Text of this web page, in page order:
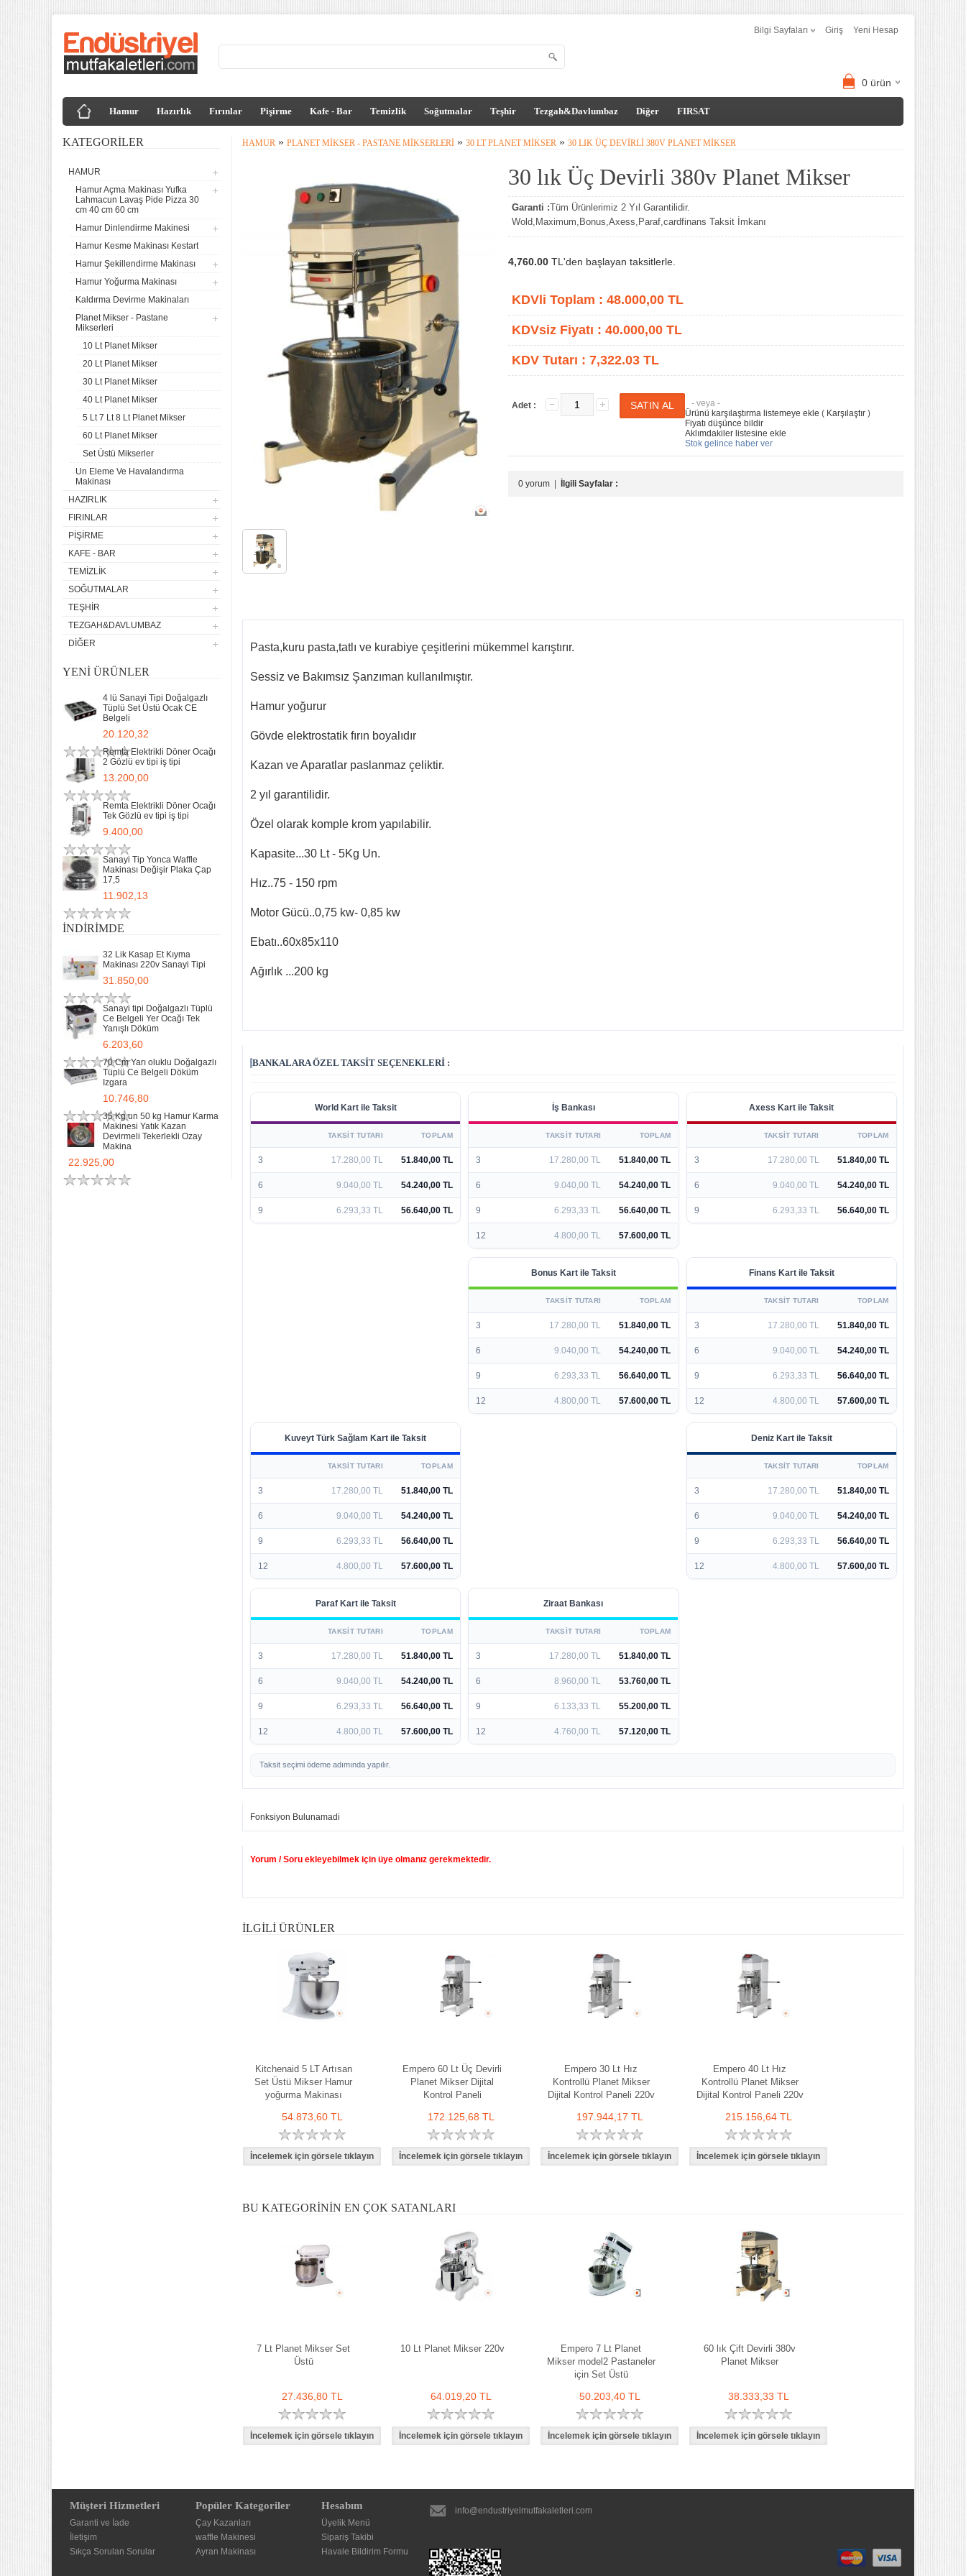
Bilgi Sayfaları Giriş Yeni Hesap
0 ürün
Hamur Hazırlık Fırınlar Pişirme Kafe - Bar Temizlik Soğutmalar Teşhir Tezgah&Davlumbaz Diğer FIRSAT
KATEGORILER
HAMUR
Hamur Açma Makinası Yufka
Lahmacun Lavaş Pide Pizza 30
cm 40 cm 60 cm
Hamur Dinlendirme Makinesi
Hamur Kesme Makinası Kestart
Hamur Şekillendirme Makinası
Hamur Yoğurma Makinası
Kaldırma Devirme Makinaları
Planet Mikser - Pastane
Mikserleri
10 Lt Planet Mikser
20 Lt Planet Mikser
30 Lt Planet Mikser
40 Lt Planet Mikser
5 Lt 7 Lt 8 Lt Planet Mikser
60 Lt Planet Mikser
Set Üstü Mikserler
Un Eleme Ve Havalandırma
Makinası
HAZIRLIK
FIRINLAR
PIŞIRME
KAFE - BAR
TEMIZLIK
SOĞUTMALAR
TEŞHIR
TEZGAH&DAVLUMBAZ
DIĞER
YENI ÜRÜNLER
4 lü Sanayi Tipi Doğalgazlı
Tüplü Set Üstü Ocak CE
Belgeli
20.120,32
Remta Elektrikli Döner Ocağı
2 Gözlü ev tipi iş tipi
13.200,00
Remta Elektrikli Döner Ocağı
Tek Gözlü ev tipi iş tipi
9.400,00
Sanayi Tip Yonca Waffle
Makinası Değişir Plaka Çap
17,5
11.902,13
İNDIRIMDE
32 Lik Kasap Et Kıyma
Makinası 220v Sanayi Tipi
31.850,00
Sanayi tipi Doğalgazlı Tüplü
Ce Belgeli Yer Ocağı Tek
Yanışlı Döküm
6.203,60
70 Cm Yarı oluklu Doğalgazlı
Tüplü Ce Belgeli Döküm
Izgara
10.746,80
35 Kg un 50 kg Hamur Karma
Makinesi Yatık Kazan
Devirmeli Tekerlekli Ozay
Makina
22.925,00
HAMUR » PLANET MIKSER - PASTANE MIKSERLERI » 30 LT PLANET MIKSER » 30 LIK ÜÇ DEVIRLI 380V PLANET MIKSER
30 lık Üç Devirli 380v Planet Mikser
Garanti :Tüm Ürünlerimiz 2 Yıl Garantilidir.
Wold,Maximum,Bonus,Axess,Paraf,cardfinans Taksit İmkanı
4,760.00 TL'den başlayan taksitlerle.
KDVli Toplam : 48.000,00 TL
KDVsiz Fiyatı : 40.000,00 TL
KDV Tutarı : 7,322.03 TL
Adet :
- veya -
Ürünü karşılaştırma listemeye ekle ( Karşılaştır )
Fiyatı düşünce bildir
Aklımdakiler listesine ekle
Stok gelince haber ver
0 yorum İlgili Sayfalar :
Pasta,kuru pasta,tatlı ve kurabiye çeşitlerini mükemmel karıştırır.
Sessiz ve Bakımsız Şanzıman kullanılmıştır.
Hamur yoğurur
Gövde elektrostatik fırın boyalıdır
Kazan ve Aparatlar paslanmaz çeliktir.
2 yıl garantilidir.
Özel olarak komple krom yapılabilir.
Kapasite...30 Lt - 5Kg Un.
Hız..75 - 150 rpm
Motor Gücü..0,75 kw- 0,85 kw
Ebatı..60x85x110
Ağırlık ...200 kg
BANKALARA ÖZEL TAKSIT SEÇENEKLERI :
World Kart ile Taksit
TAKSIT TUTARI TOPLAM
3 17.280,00 TL 51.840,00 TL
6 9.040,00 TL 54.240,00 TL
9 6.293,33 TL 56.640,00 TL
İş Bankası
TAKSIT TUTARI TOPLAM
3 17.280,00 TL 51.840,00 TL
6 9.040,00 TL 54.240,00 TL
9 6.293,33 TL 56.640,00 TL
12 4.800,00 TL 57.600,00 TL
Axess Kart ile Taksit
TAKSIT TUTARI TOPLAM
3 17.280,00 TL 51.840,00 TL
6 9.040,00 TL 54.240,00 TL
9 6.293,33 TL 56.640,00 TL
Bonus Kart ile Taksit
TAKSIT TUTARI TOPLAM
3 17.280,00 TL 51.840,00 TL
6 9.040,00 TL 54.240,00 TL
9 6.293,33 TL 56.640,00 TL
12 4.800,00 TL 57.600,00 TL
Finans Kart ile Taksit
TAKSIT TUTARI TOPLAM
3 17.280,00 TL 51.840,00 TL
6 9.040,00 TL 54.240,00 TL
9 6.293,33 TL 56.640,00 TL
12 4.800,00 TL 57.600,00 TL
Kuveyt Türk Sağlam Kart ile Taksit
TAKSIT TUTARI TOPLAM
3 17.280,00 TL 51.840,00 TL
6 9.040,00 TL 54.240,00 TL
9 6.293,33 TL 56.640,00 TL
12 4.800,00 TL 57.600,00 TL
Deniz Kart ile Taksit
TAKSIT TUTARI TOPLAM
3 17.280,00 TL 51.840,00 TL
6 9.040,00 TL 54.240,00 TL
9 6.293,33 TL 56.640,00 TL
12 4.800,00 TL 57.600,00 TL
Paraf Kart ile Taksit
TAKSIT TUTARI TOPLAM
3 17.280,00 TL 51.840,00 TL
6 9.040,00 TL 54.240,00 TL
9 6.293,33 TL 56.640,00 TL
12 4.800,00 TL 57.600,00 TL
Ziraat Bankası
TAKSIT TUTARI TOPLAM
3 17.280,00 TL 51.840,00 TL
6 8.960,00 TL 53.760,00 TL
9 6.133,33 TL 55.200,00 TL
12 4.760,00 TL 57.120,00 TL
Taksit seçimi ödeme adımında yapılır.
Fonksiyon Bulunamadi
Yorum / Soru ekleyebilmek için üye olmanız gerekmektedir.
İLGILI ÜRÜNLER
Kitchenaid 5 LT Artısan
Set Üstü Mikser Hamur
yoğurma Makinası
54.873,60 TL
Empero 60 Lt Üç Devirli
Planet Mikser Dijital
Kontrol Paneli
172.125,68 TL
Empero 30 Lt Hız
Kontrollü Planet Mikser
Dijital Kontrol Paneli 220v
197.944,17 TL
Empero 40 Lt Hız
Kontrollü Planet Mikser
Dijital Kontrol Paneli 220v
215.156,64 TL
BU KATEGORININ EN ÇOK SATANLARI
7 Lt Planet Mikser Set
Üstü
27.436,80 TL
10 Lt Planet Mikser 220v
64.019,20 TL
Empero 7 Lt Planet
Mikser model2 Pastaneler
için Set Üstü
50.203,40 TL
60 lık Çift Devirli 380v
Planet Mikser
38.333,33 TL
Müşteri Hizmetleri
Garanti ve İade
İletişim
Sıkça Sorulan Sorular
Popüler Kategoriler
Çay Kazanları
waffle Makinesi
Ayran Makinası
Hesabım
Üyelik Menü
Sipariş Takibi
Havale Bildirim Formu
info@endustriyelmutfakaletleri.com